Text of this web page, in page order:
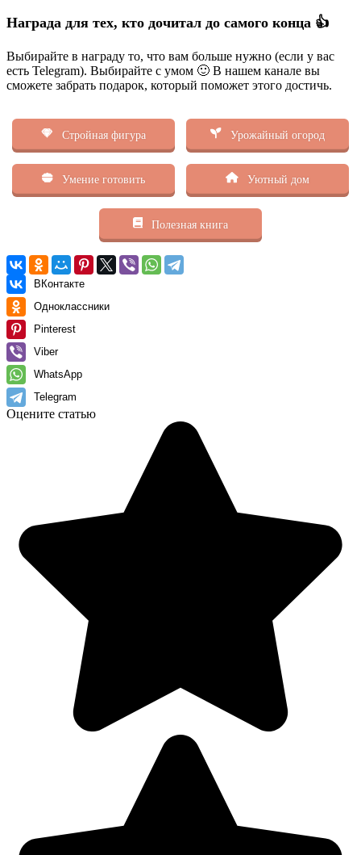
Награда для тех, кто дочитал до самого конца 👍
Выбирайте в награду то, что вам больше нужно (если у вас
есть Telegram). Выбирайте с умом 🙂 В нашем канале вы
сможете забрать подарок, который поможет этого достичь.
Стройная фигура Урожайный огород
Умение готовить Уютный дом
Полезная книга
ВКонтакте
Одноклассники
Pinterest
Viber
WhatsApp
Telegram
Оцените статью